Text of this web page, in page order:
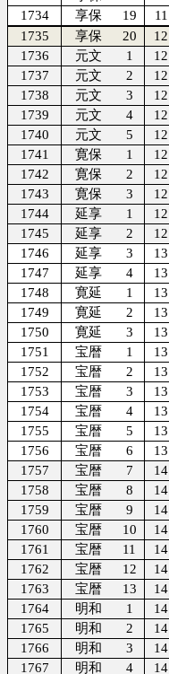
1734
享保 19 11
1735
享保 20 12
1736
元文 1 12
1737
元文 2 12
1738
元文 3 12
1739
元文 4 12
1740
元文 5 12
1741
寛保 1 12
1742
寛保 2 12
1743
寛保 3 12
1744
延享 1 12
1745
延享 2 12
1746
延享 3 13
1747
延享 4 13
1748
寛延 1 13
1749
寛延 2 13
1750
寛延 3 13
1751
宝暦 1 13
1752
宝暦 2 13
1753
宝暦 3 13
1754
宝暦 4 13
1755
宝暦 5 13
1756
宝暦 6 13
1757
宝暦 7 14
1758
宝暦 8 14
1759
宝暦 9 14
1760
宝暦 10 14
1761
宝暦 11 14
1762
宝暦 12 14
1763
宝暦 13 14
1764
明和 1 14
1765
明和 2 14
1766
明和 3 14
1767
明和 4 14